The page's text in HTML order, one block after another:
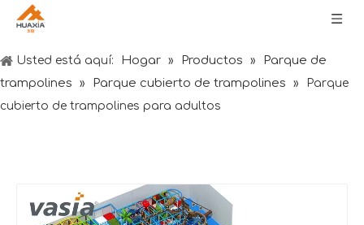
Usted está aquí: Hogar » Productos »
Parque de
trampolines
» Parque cubierto de trampolines »
Parque
cubierto de trampolines para adultos